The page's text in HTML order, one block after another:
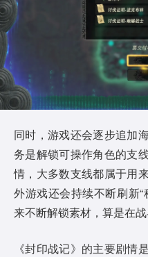
同时，游戏还会逐步追加
务是解锁可操作角色的支
情，大多数支线都属于用
外游戏还会持续不断刷新
来不断解锁素材，算是在
《封印战记》的主要剧情